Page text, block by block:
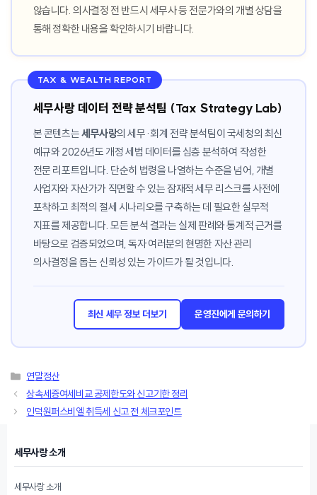
않습니다. 의사결정 전 반드시 세무사 등 전문가와의 개별 상담을
통해 정확한 내용을 확인하시기 바랍니다.
TAX & WEALTH REPORT
세무사랑 데이터 전략 분석팀 (Tax Strategy Lab)
본 콘텐츠는세무사랑의 세무·회계 전략 분석팀이 국세청의 최신
예규와 2026년도 개정 세법 데이터를 심층 분석하여 작성한
전문 리포트입니다. 단순히 법령을 나열하는 수준을 넘어, 개별
사업자와 자산가가 직면할 수 있는 잠재적 세무 리스크를 사전에
포착하고 최적의 절세 시나리오를 구축하는 데 필요한 실무적
지표를 제공합니다. 모든 분석 결과는 실제 판례와 통계적 근거를
바탕으로 검증되었으며, 독자 여러분의 현명한 자산 관리
의사결정을 돕는 신뢰성 있는 가이드가 될 것입니다.
최신 세무 정보 더보기 운영진에게 문의하기
카
테
리
연말정산
상속세증여세비교 공제한도와 신고기한 정리
인덕원퍼스비엘 취득세 신고 전 체크포인트
세무사랑 소개
세무사랑 소개